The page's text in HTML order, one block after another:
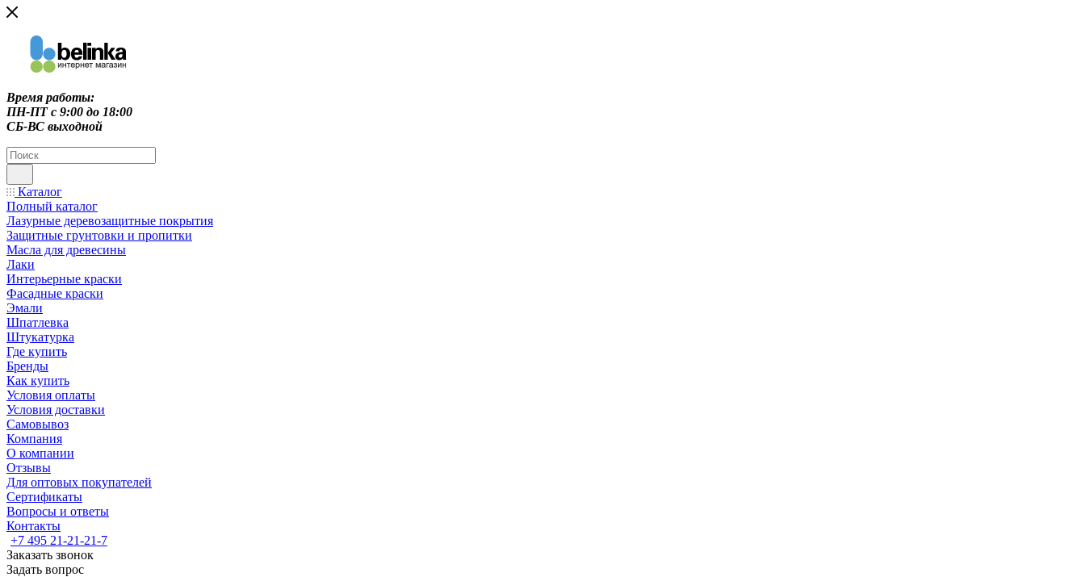
Время работы:
ПН-ПТ c 9:00 до 18:00
СБ-ВС выходной
Каталог
Полный каталог
Лазурные деревозащитные покрытия
Защитные грунтовки и пропитки
Масла для древесины
Лаки
Интерьерные краски
Фасадные краски
Эмали
Шпатлевка
Штукатурка
Где купить
Бренды
Как купить
Условия оплаты
Условия доставки
Самовывоз
Компания
О компании
Отзывы
Для оптовых покупателей
Сертификаты
Вопросы и ответы
Контакты
+7 495 21-21-21-7
Заказать звонок
Задать вопрос